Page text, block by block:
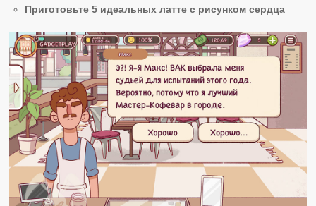
Приготовьте 5 идеальных латте с рисунком сердца